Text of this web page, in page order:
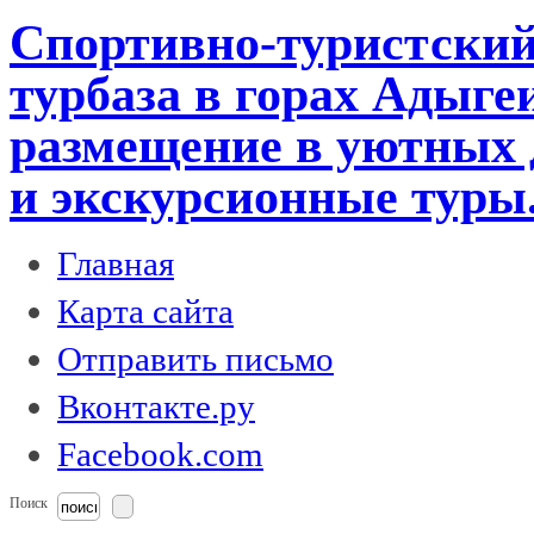
Спортивно-
турбаза в горах
размещение в уютных
и экскурсионные
Главная
Карта сайта
Отправить письмо
Вконтакте.ру
Facebook.com
Поиск